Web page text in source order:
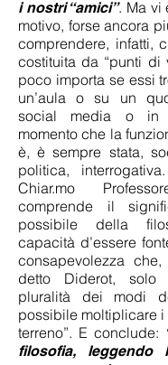
i nostri “amici”. Ma vi
motivo, forse ancora
comprendere, infatti,
costituita da “punti di
poco importa se essi
un’aula o su un
social media o
momento che la
è, è sempre stata,
politica,
Chiar.mo
comprende il
possibile della
capacità d’essere
consapevolezza
detto Diderot, solo
pluralità dei modi
possibile moltiplicare
terreno”. E conclude:
filosofia, leggendo